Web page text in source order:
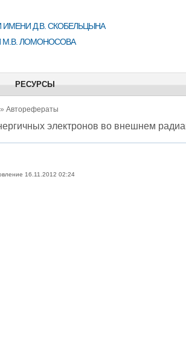
ИМЕНИ Д.В. СКОБЕЛЬЦЫНА
М.В. ЛОМОНОСОВА
РЕСУРСЫ
Авторефераты
электронов во внешнем
16.11.2012 02:24